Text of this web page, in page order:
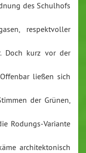
des Schulhofs
respektvoller
Doch kurz vor der
ließen sich
der Grünen,
Rodungs-Variante
architektonisch